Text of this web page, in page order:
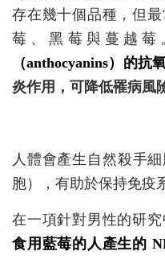
存在幾十個品種，但
莓、黑莓與蔓越莓
（anthocyanins）的抗
炎作用，可降低罹病風
人體會產生自然殺手
胞），有助於保持免疫
在一項針對男性的研
食用藍莓的人產生的